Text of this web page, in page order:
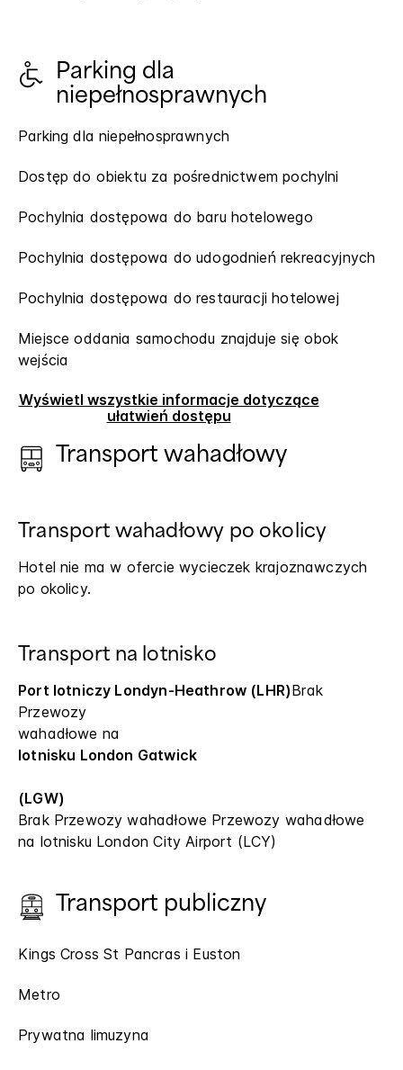
Parking dla
niepełnosprawnych
Parking dla niepełnosprawnych
Dostęp do obiektu za pośrednictwem pochylni
Pochylnia dostępowa do baru hotelowego
Pochylnia dostępowa do udogodnień rekreacyjnych
Pochylnia dostępowa do restauracji hotelowej
Miejsce oddania samochodu znajduje się obok
wejścia
Wyświetl wszystkie informacje dotyczące
ułatwień dostępu
Transport wahadłowy
Transport wahadłowy po okolicy
Hotel nie ma w ofercie wycieczek krajoznawczych
po okolicy.
Transport na lotnisko
Port lotniczy Londyn-Heathrow (LHR)Brak
Przewozy
wahadłowe na
lotnisku London Gatwick
(LGW)
Brak Przewozy wahadłowe Przewozy wahadłowe
na lotnisku London City Airport (LCY)
Transport publiczny
Kings Cross St Pancras i Euston
Metro
Prywatna limuzyna